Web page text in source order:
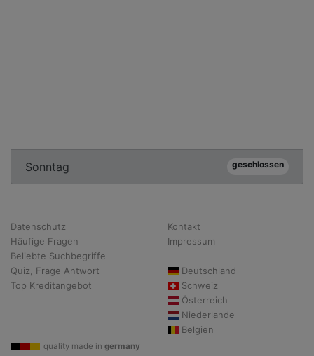
Sonntag geschlossen
Datenschutz
Häufige Fragen
Beliebte Suchbegriffe
Quiz, Frage Antwort
Top Kreditangebot
Kontakt
Impressum
Deutschland
Schweiz
Österreich
Niederlande
Belgien
quality made in germany